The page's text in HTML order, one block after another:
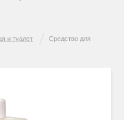
и туалет
Средство для